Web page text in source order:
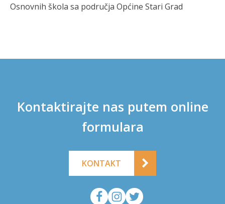
Osnovnih škola sa područja Općine Stari Grad
Kontaktirajte nas putem online
formulara
KONTAKT